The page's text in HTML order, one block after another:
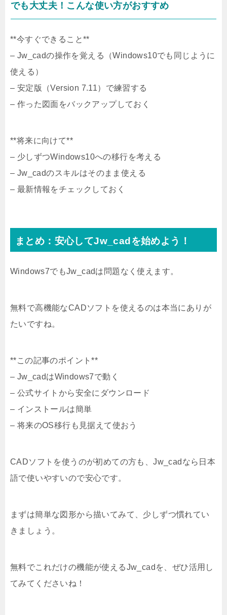
でも大丈夫！こんな使い方がおすすめ
**今すぐできること**
– Jw_cadの操作を覚える（Windows10でも同じように
使える）
– 安定版（Version 7.11）で練習する
– 作った図面をバックアップしておく
**将来に向けて**
– 少しずつWindows10への移行を考える
– Jw_cadのスキルはそのまま使える
– 最新情報をチェックしておく
まとめ：安心してJw_cadを始めよう！
Windows7でもJw_cadは問題なく使えます。
無料で高機能なCADソフトを使えるのは本当にありが
たいですね。
**この記事のポイント**
– Jw_cadはWindows7で動く
– 公式サイトから安全にダウンロード
– インストールは簡単
– 将来のOS移行も見据えて使おう
CADソフトを使うのが初めての方も、Jw_cadなら日本
語で使いやすいので安心です。
まずは簡単な図形から描いてみて、少しずつ慣れてい
きましょう。
無料でこれだけの機能が使えるJw_cadを、ぜひ活用し
てみてくださいね！